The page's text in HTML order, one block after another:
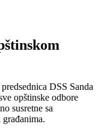
DSS Sanda
opštinske odbore
susretne sa